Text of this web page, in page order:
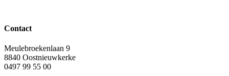
Contact
Meulebroekenlaan 9
8840 Oostnieuwkerke
0497 99 55 00